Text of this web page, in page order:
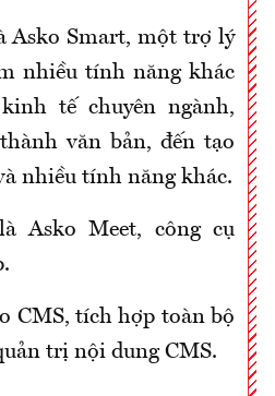
Asko Smart, một trợ lý
nhiều tính năng khác
tế chuyên ngành,
văn bản, đến tạo
nhiều tính năng khác.
Asko Meet, công cụ
CMS, tích hợp toàn bộ
trị nội dung CMS.